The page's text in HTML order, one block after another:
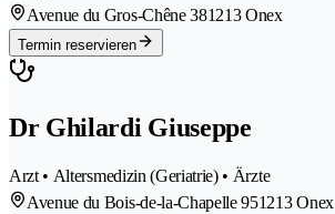
Avenue du Gros-Chêne 381213 Onex
Termin reservieren
Dr Ghilardi Giuseppe
Arzt • Altersmedizin (Geriatrie) • Ärzte
Avenue du Bois-de-la-Chapelle 951213 Onex